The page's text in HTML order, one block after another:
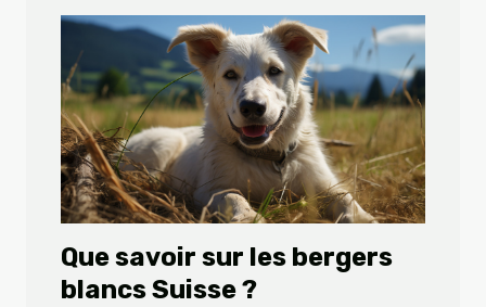
Que savoir sur les bergers
blancs Suisse ?